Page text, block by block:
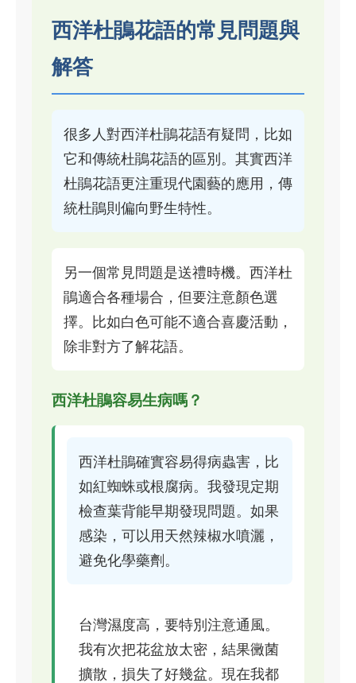
西洋杜鵑花語的常見問題與
解答
很多人對西洋杜鵑花語有疑問，比如
它和傳統杜鵑花語的區別。其實西洋
杜鵑花語更注重現代園藝的應用，傳
統杜鵑則偏向野生特性。
另一個常見問題是送禮時機。西洋杜
鵑適合各種場合，但要注意顏色選
擇。比如白色可能不適合喜慶活動，
除非對方了解花語。
西洋杜鵑容易生病嗎？
西洋杜鵑確實容易得病蟲害，比
如紅蜘蛛或根腐病。我發現定期
檢查葉背能早期發現問題。如果
感染，可以用天然辣椒水噴灑，
避免化學藥劑。
台灣濕度高，要特別注意通風。
我有次把花盆放太密，結果黴菌
擴散，損失了好幾盆。現在我都